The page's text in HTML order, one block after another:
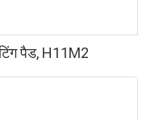
पैड, H11M2